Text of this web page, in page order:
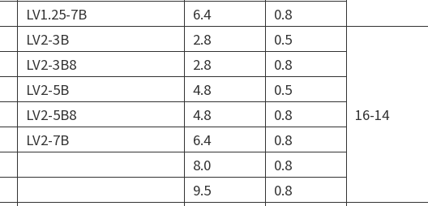
LV1.25-7B 6.4
0.8
LV2-3B 2.8 0.5
16-14
LV2-3B8 2.8
0.8
LV2-5B 4.8
0.5
LV2-5B8 4.8
0.8
LV2-7B 6.4
0.8
8.0
0.8
9.5
0.8